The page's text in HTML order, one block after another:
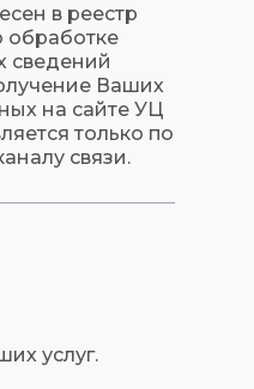
в реестр
обработке
сведений
Ваших
на сайте УЦ
только по
связи.
услуг.